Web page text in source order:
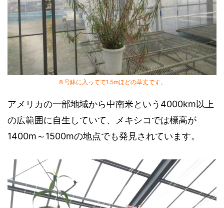
８号鉢に入ってて1.5mほどの草丈です。
アメリカの一部地域から中南米という4000km以上
の広範囲に自生していて、メキシコでは標高が
1400m～1500mの地点でも発見されています。